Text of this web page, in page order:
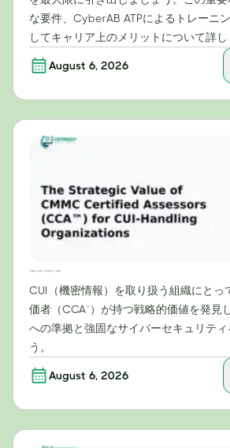
な要件、CyberAB ATPによるトレーニ
してキャリア上のメリットについて詳し
August 6, 2026
CUI（機密情報）を取り扱う組織にとっ
価者（CCA™）が持つ戦略的価値を発見
への準拠と強固なサイバーセキュリティ
う。
August 6, 2026